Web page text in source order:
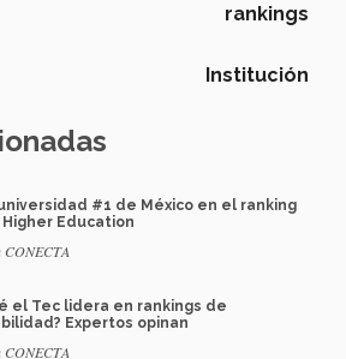
rankings
Institución
#1 de México en el ranking
Education
CONECTA
el Tec lidera en rankings de
Expertos opinan
CONECTA